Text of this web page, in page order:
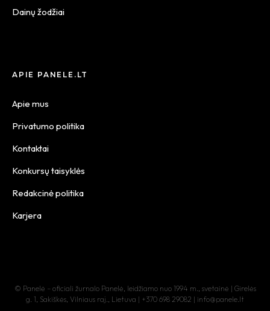
Dainų žodžiai
APIE PANELE.LT
Apie mus
Privatumo politika
Kontaktai
Konkursų taisyklės
Redakcinė politika
Karjera
© Panelė – oficiali žurnalo Panelė, leidžiamo nuo 1994 m., svetainė | Girelės
g. 1, Sakiškės, Vilniaus raj., Lietuva | +370 698 29082 | info@panele.lt